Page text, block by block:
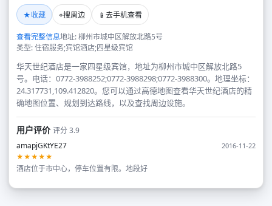
★收藏 ⌖搜周边 📱 去手机查看
查看完整信息地址: 柳州市城中区解放北路5号
类型: 住宿服务;宾馆酒店;四星级宾馆
华天世纪酒店是一家四星级宾馆，地址为柳州市城中区解放北路5
号。电话：0772-3988252;0772-3988298;0772-3988300。地理坐标：
24.317731,109.412820。您可以通过高德地图查看华天世纪酒店的精
确地图位置、规划到达路线，以及查找周边设施。
用户评价评分 3.9
amapjGKtYE27
2016-11-22
★★★★★
酒店位于市中心，停车位置有限。地段好